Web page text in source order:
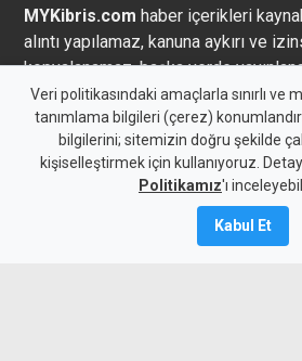
MYKibris.com haber içerikleri
alıntı yapılamaz, kanuna aykırı ve
kopyalanamaz, başka yerde
Copyright 2026 MYK Yayıncılık
Künye
Veri politikasındaki amaçlarla sınırlı ve
tanımlama bilgileri (çerez)
bilgilerini; sitemizin doğru şekilde
kişiselleştirmek için kullanıyoruz.
Politikamız'ı
Kabul Et